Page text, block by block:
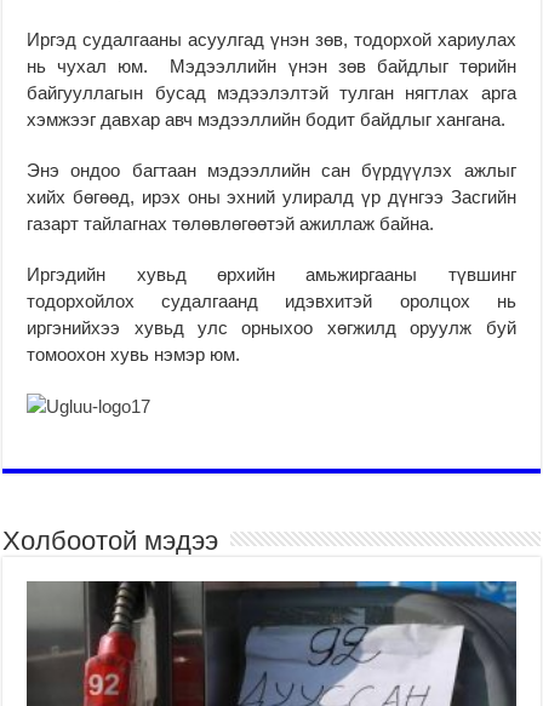
Иргэд судалгааны асуулгад үнэн зөв, тодорхой хариулах
нь чухал юм. Мэдээллийн үнэн зөв байдлыг төрийн
байгууллагын бусад мэдээлэлтэй тулган нягтлах арга
хэмжээг давхар авч мэдээллийн бодит байдлыг хангана.
Энэ ондоо багтаан мэдээллийн сан бүрдүүлэх ажлыг
хийх бөгөөд, ирэх оны эхний улиралд үр дүнгээ Засгийн
газарт тайлагнах төлөвлөгөөтэй ажиллаж байна.
Иргэдийн хувьд өрхийн амьжиргааны түвшинг
тодорхойлох судалгаанд идэвхитэй оролцох нь
иргэнийхээ хувьд улс орныхоо хөгжилд оруулж буй
томоохон хувь нэмэр юм.
Холбоотой мэдээ